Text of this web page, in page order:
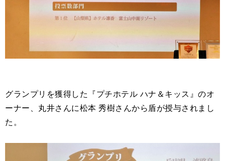
グランプリを獲得した『プチホテル ハナ＆キッス』のオ
ーナー、丸井さんに松本 秀樹さんから盾が授与されまし
た。